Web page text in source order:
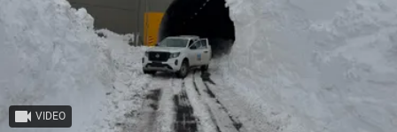
VIDEO